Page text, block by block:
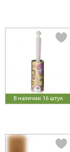
В наличии 16 штук